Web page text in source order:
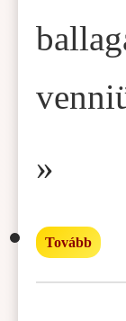
»
Tovább